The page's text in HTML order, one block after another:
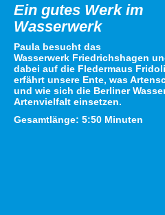
Ein gutes Werk im
Wasserwerk
Paula besucht das
Wasserwerk Friedrichshagen
dabei auf die Fledermaus
erfährt unsere Ente, was
und wie sich die Berliner
Artenvielfalt einsetzen.
Gesamtlänge: 5:50 Minuten